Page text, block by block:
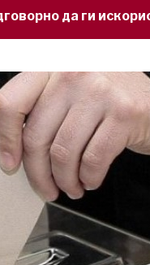
ги искористи